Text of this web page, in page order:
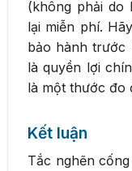
(không phải do
lại miễn phí.
bảo hành trước
là quyền lợi
là một thước đo
Kết luận
Tắc nghẽn